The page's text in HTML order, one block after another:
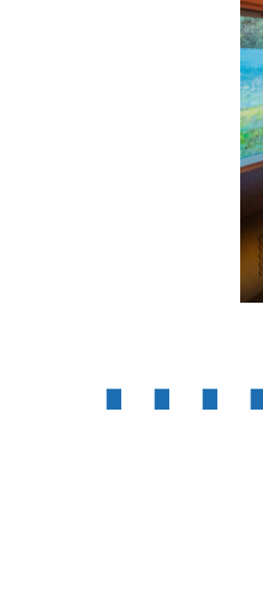
∎ ∎ ∎